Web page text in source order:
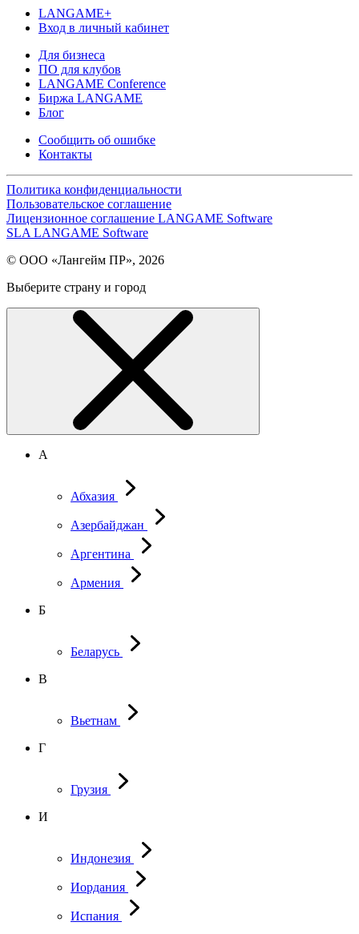
LANGAME+
Вход в личный кабинет
Для бизнеса
ПО для клубов
LANGAME Conference
Биржа LANGAME
Блог
Сообщить об ошибке
Контакты
Политика конфиденциальности
Пользовательское соглашение
Лицензионное соглашение LANGAME Software
SLA LANGAME Software
© ООО «Лангейм ПР», 2026
Выберите страну и город
А
Абхазия
Азербайджан
Аргентина
Армения
Б
Беларусь
В
Вьетнам
Г
Грузия
И
Индонезия
Иордания
Испания